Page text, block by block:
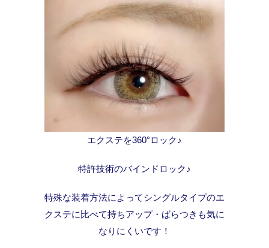
エクステを360°ロック♪
特許技術のバインドロック♪
特殊な装着方法によってシングルタイプのエ
クステに比べて持ちアップ・ばらつきも気に
なりにくいです！